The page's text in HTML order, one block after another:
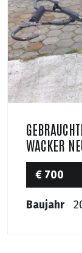
WACKER
€ 700
Baujahr